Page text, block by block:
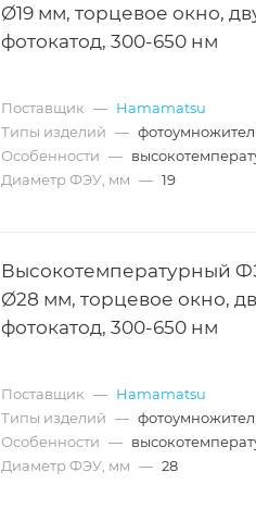
Ø19 мм, торцевое окно,
фотокатод, 300-650 нм
Поставщик — Hamamatsu
Типы изделий —
Особенности —
Диаметр ФЭУ, мм — 19
Высокотемпературный
Ø28 мм, торцевое окно,
фотокатод, 300-650 нм
Поставщик — Hamamatsu
Типы изделий —
Особенности —
Диаметр ФЭУ, мм — 28